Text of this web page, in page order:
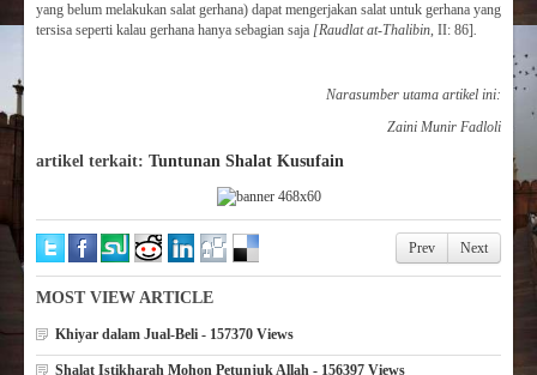
yang belum melakukan salat gerhana) dapat mengerjakan salat untuk gerhana yang
tersisa seperti kalau gerhana hanya sebagian saja [Raudlat at-Thalibin, II: 86].
Narasumber utama artikel ini:
Zaini Munir Fadloli
artikel terkait: Tuntunan Shalat Kusufain
Prev Next
MOST VIEW ARTICLE
Khiyar dalam Jual-Beli - 157370 Views
Shalat Istikharah Mohon Petunjuk Allah - 156397 Views